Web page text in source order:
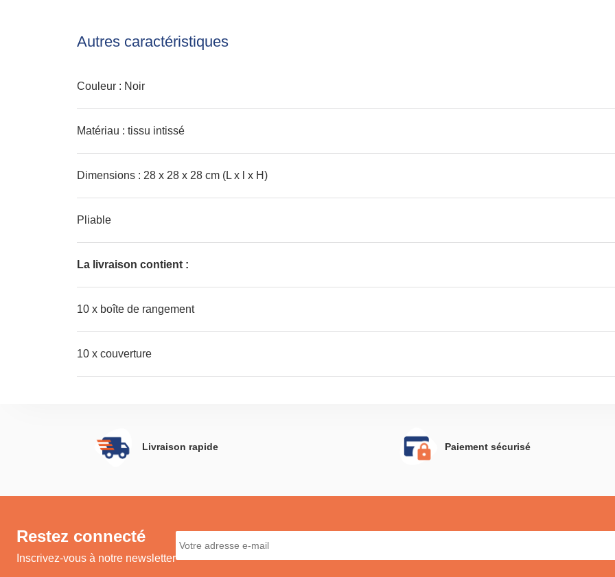
Autres caractéristiques
Couleur : Noir
Matériau : tissu intissé
Dimensions : 28 x 28 x 28 cm (L x l x H)
Pliable
La livraison contient :
10 x boîte de rangement
10 x couverture
Livraison rapide Paiement sécurisé
Restez connecté
Inscrivez-vous à notre newsletter